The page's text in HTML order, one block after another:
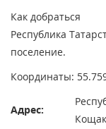
Как добраться
Республика
поселение.
Координаты:
Адрес: